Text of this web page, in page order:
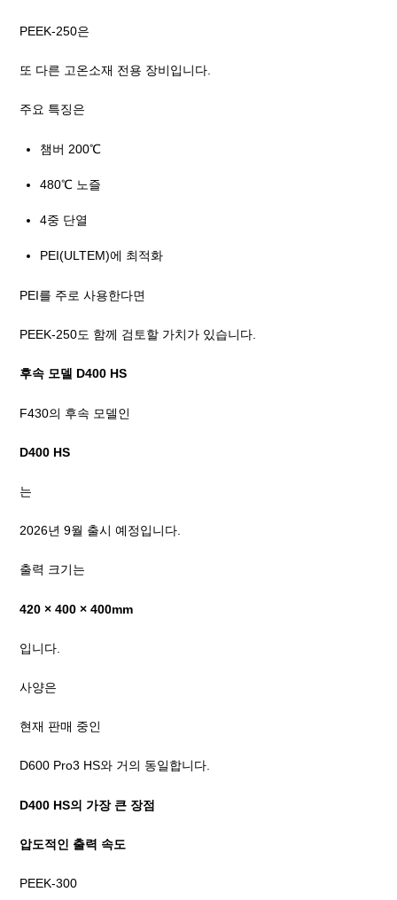
PEEK-250은
또 다른 고온소재 전용 장비입니다.
주요 특징은
챔버 200℃
480℃ 노즐
4중 단열
PEI(ULTEM)에 최적화
PEI를 주로 사용한다면
PEEK-250도 함께 검토할 가치가 있습니다.
후속 모델 D400 HS
F430의 후속 모델인
D400 HS
는
2026년 9월 출시 예정입니다.
출력 크기는
420 × 400 × 400mm
입니다.
사양은
현재 판매 중인
D600 Pro3 HS와 거의 동일합니다.
D400 HS의 가장 큰 장점
압도적인 출력 속도
PEEK-300